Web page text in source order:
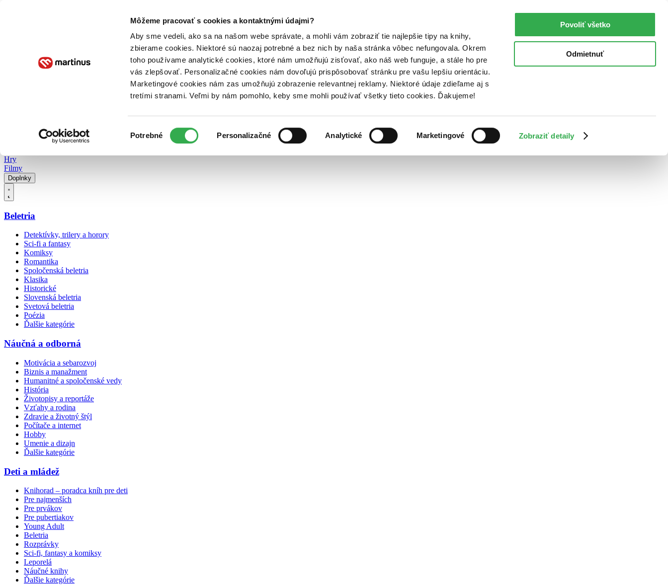
Môžeme pracovať s cookies a kontaktnými údajmi?
Aby sme vedeli, ako sa na našom webe správate, a mohli vám zobraziť tie najlepšie tipy na knihy,
zbierame cookies. Niektoré sú naozaj potrebné a bez nich by naša stránka vôbec nefungovala. Okrem
toho používame analytické cookies, ktoré nám umožňujú zisťovať, ako náš web funguje, a stále ho pre
vás zlepšovať. Personalizačné cookies nám dovoľujú prispôsobovať stránku pre vašu lepšiu orientáciu.
Marketingové cookies nám zas umožňujú zobrazenie relevantnej reklamy. Niektoré údaje zdieľame aj s
tretími stranami. Veľmi by nám pomohlo, keby sme mohli používať všetky tieto cookies. Ďakujeme!
súhlasu
Potrebné Personalizačné Analytické Marketingové Zobraziť detaily
Povoliť všetko
Odmietnuť
Poukážky Kontakt
Hry
Filmy
Doplnky
Beletria
Detektívky, trilery a horory
Sci-fi a fantasy
Komiksy
Romantika
Spoločenská beletria
Klasika
Historické
Slovenská beletria
Svetová beletria
Poézia
Ďalšie kategórie
Náučná a odborná
Motivácia a sebarozvoj
Biznis a manažment
Humanitné a spoločenské vedy
História
Životopisy a reportáže
Vzťahy a rodina
Zdravie a životný štýl
Počítače a internet
Hobby
Umenie a dizajn
Ďalšie kategórie
Deti a mládež
Knihorad – poradca kníh pre deti
Pre najmenších
Pre prvákov
Pre pubertiakov
Young Adult
Beletria
Rozprávky
Sci-fi, fantasy a komiksy
Leporelá
Náučné knihy
Ďalšie kategórie